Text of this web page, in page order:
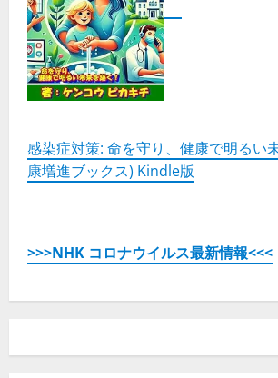
感染症対策: 命を守り、健康で明るい
康増進ブックス) Kindle版
>>>NHK コロナウイルス最新情報<<<